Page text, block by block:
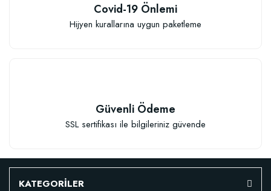
Covid-19 Önlemi
Hijyen kurallarına uygun paketleme
Güvenli Ödeme
SSL sertifikası ile bilgileriniz güvende
KATEGORİLER